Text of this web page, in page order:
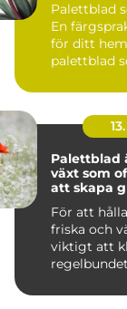
Palettblad
En
för ditt hem Översikt över
palettblad
Palettblad
växt som
att skapa
För att
friska och
viktigt att